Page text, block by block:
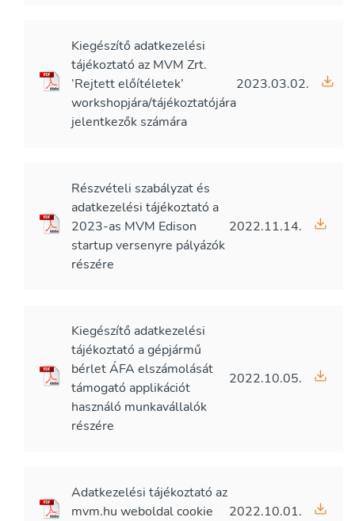
Kiegészítő adatkezelési
tájékoztató az MVM Zrt.
’Rejtett előítéletek’
workshopjára/tájékoztatójára
jelentkezők számára
2023.03.02.
Részvételi szabályzat és
adatkezelési tájékoztató a
2023-as MVM Edison
startup versenyre pályázók
részére
2022.11.14.
Kiegészítő adatkezelési
tájékoztató a gépjármű
bérlet ÁFA elszámolását
támogató applikációt
használó munkavállalók
részére
2022.10.05.
Adatkezelési tájékoztató az
mvm.hu weboldal cookie
2022.10.01.